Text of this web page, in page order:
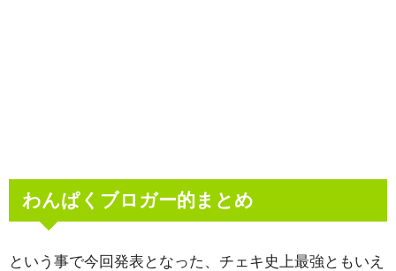
わんぱくブロガー的まとめ
という事で今回発表となった、チェキ史上最強ともいえ